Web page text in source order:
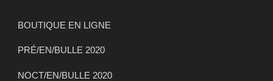
BOUTIQUE EN LIGNE
PRÉ/EN/BULLE 2020
NOCT/EN/BULLE 2020